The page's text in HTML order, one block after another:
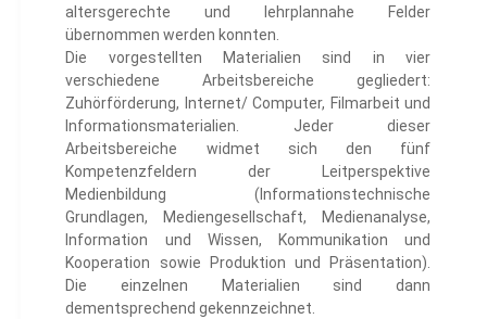
altersgerechte und lehrplannahe Felder
übernommen werden konnten.
Die vorgestellten Materialien sind in vier
verschiedene Arbeitsbereiche gegliedert:
Zuhörförderung, Internet/ Computer, Filmarbeit und
Informationsmaterialien. Jeder dieser
Arbeitsbereiche widmet sich den fünf
Kompetenzfeldern der Leitperspektive
Medienbildung (Informationstechnische
Grundlagen, Mediengesellschaft, Medienanalyse,
Information und Wissen, Kommunikation und
Kooperation sowie Produktion und Präsentation).
Die einzelnen Materialien sind dann
dementsprechend gekennzeichnet.